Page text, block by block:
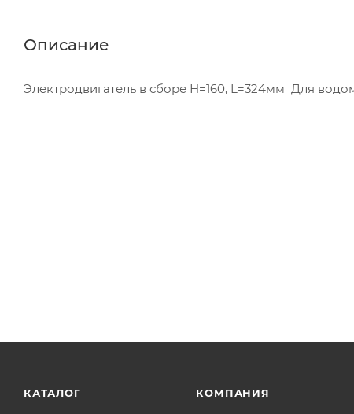
Описание
Электродвигатель в сборе Н=160, L=324мм Для
КАТАЛОГ КОМПАНИЯ